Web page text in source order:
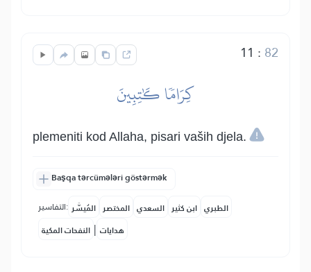
11 : 82
كِرَامٗا كَٰتِبِينَ
plemeniti kod Allaha, pisari vaših djela.
Başqa tərcümələri göstərmək
التفاسير: المُيسَّر المختصر السعدي ابن كثير الطبري
النفحات المكية | هدايات